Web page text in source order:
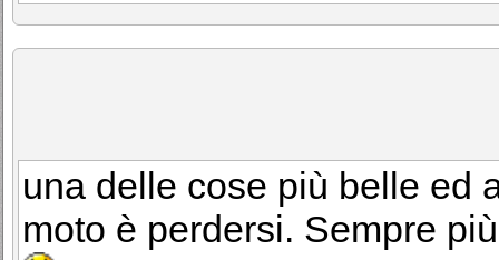
una delle cose più belle ed
moto è perdersi. Sempre